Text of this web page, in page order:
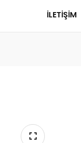
İLETIŞIM